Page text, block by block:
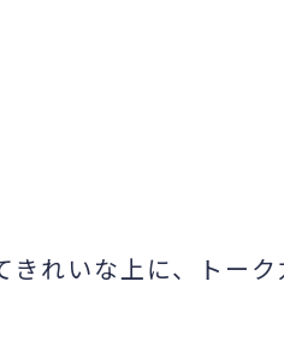
れいな上に、トー